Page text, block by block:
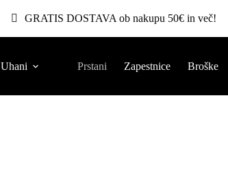
GRATIS DOSTAVA ob nakupu 50€ in več!
Uhani Prstani Zapestnice Broške